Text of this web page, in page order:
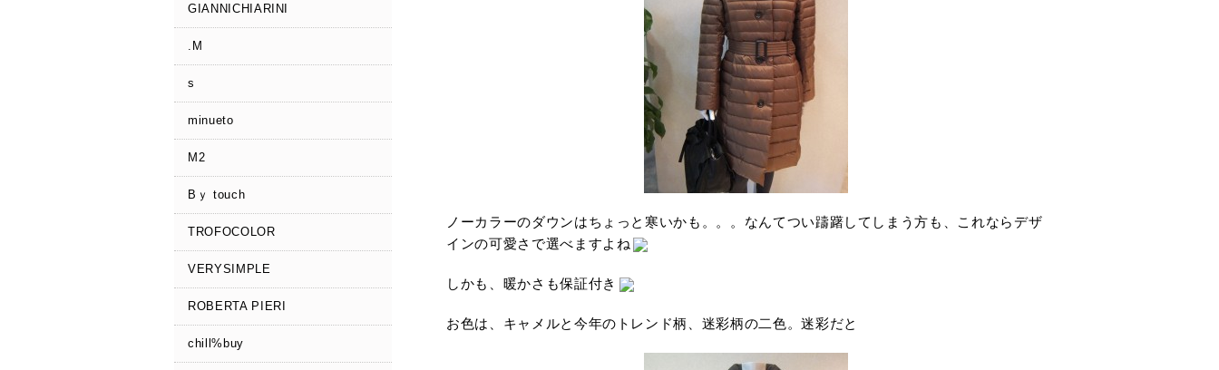
GIANNICHIARINI
.M
s
minueto
M2
Bｙ touch
TROFOCOLOR
VERYSIMPLE
ROBERTA PIERI
chill%buy
ノーカラーのダウンはちょっと寒いかも。。。なんてつい躊躇してしまう方も、これならデザ
インの可愛さで選べますよね
しかも、暖かさも保証付き
お色は、キャメルと今年のトレンド柄、迷彩柄の二色。迷彩だと